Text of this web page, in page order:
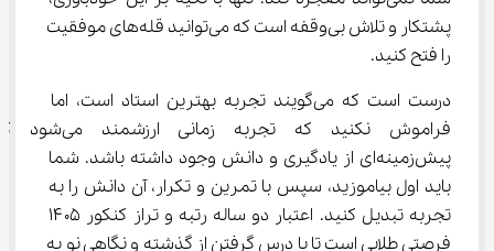
پشتکار و تلاش بی‌وقفه است که می‌توانید قله‌های موفقیت
را فتح کنید.
درست است که می‌گویند تجربه بهترین استاد است، اما
فراموش نکنید که تجربه زمانی
پیش‌زمینه‌ای از یادگیری و دانش وجود داشته باشد. شما
باید اول بیاموزید، سپس با تمرین و تکرار، آن دانش را به
فرصتی طلایی است تا با درس گرفتن از گذشته و نگاهی نو به